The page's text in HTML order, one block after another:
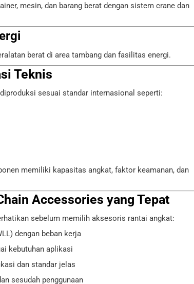
mesin, dan barang berat dengan sistem crane dan
berat di area tambang dan fasilitas energi.
Teknis
sesuai standar internasional seperti:
memiliki kapasitas angkat, faktor keamanan, dan
Accessories yang Tepat
sebelum memilih aksesoris rantai angkat:
dengan beban kerja
kebutuhan aplikasi
dan standar jelas
sesudah penggunaan